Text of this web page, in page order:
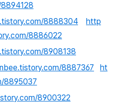
8888304
http
8886022
8908138
8887367
ht
8895037
8900322